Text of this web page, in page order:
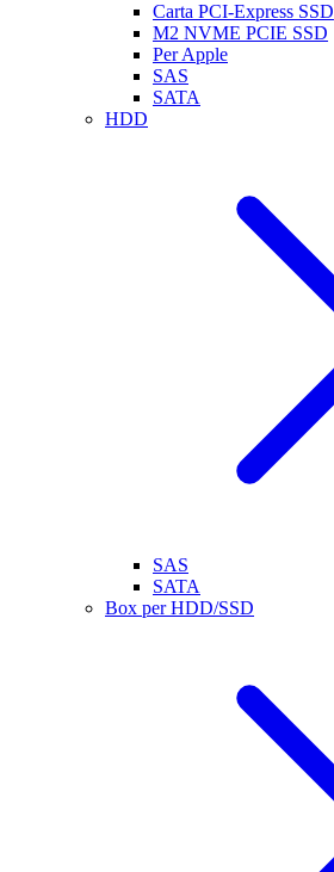
Carta PCI-Express SSD
M2 NVME PCIE SSD
Per Apple
SAS
SATA
HDD
SAS
SATA
Box per HDD/SSD